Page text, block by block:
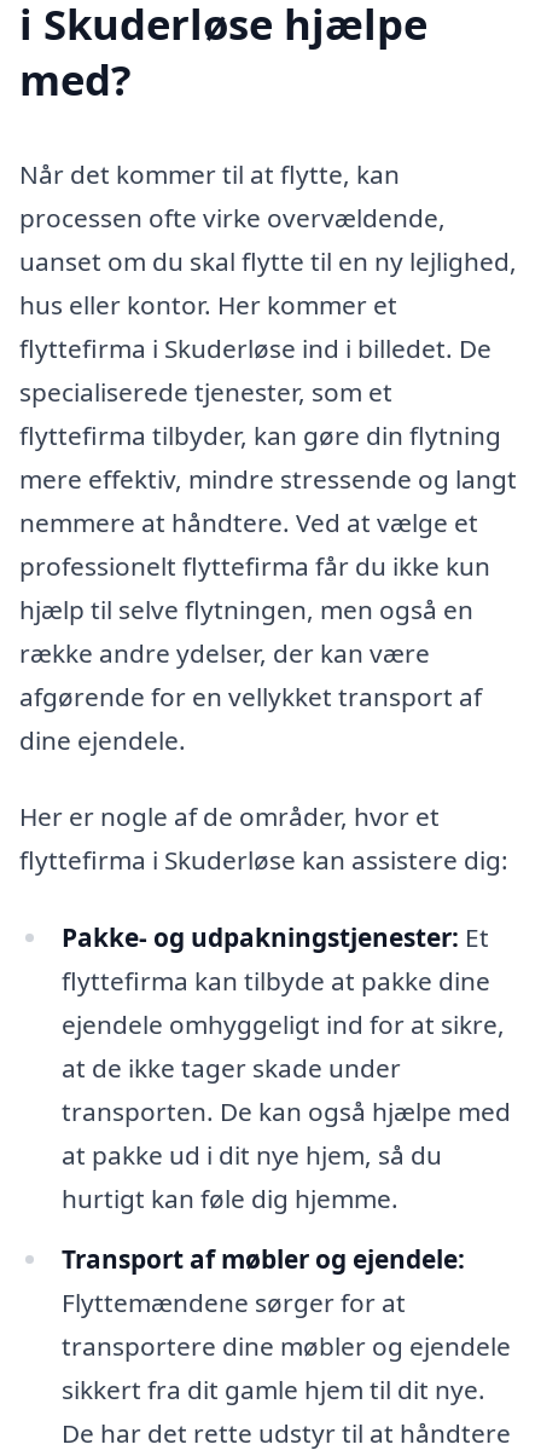
i Skuderløse hjælpe
med?
Når det kommer til at flytte, kan
processen ofte virke overvældende,
uanset om du skal flytte til en ny lejlighed,
hus eller kontor. Her kommer et
flyttefirma i Skuderløse ind i billedet. De
specialiserede tjenester, som et
flyttefirma tilbyder, kan gøre din flytning
mere effektiv, mindre stressende og langt
nemmere at håndtere. Ved at vælge et
professionelt flyttefirma får du ikke kun
hjælp til selve flytningen, men også en
række andre ydelser, der kan være
afgørende for en vellykket transport af
dine ejendele.
Her er nogle af de områder, hvor et
flyttefirma i Skuderløse kan assistere dig:
Pakke- og udpakningstjenester: Et
flyttefirma kan tilbyde at pakke dine
ejendele omhyggeligt ind for at sikre,
at de ikke tager skade under
transporten. De kan også hjælpe med
at pakke ud i dit nye hjem, så du
hurtigt kan føle dig hjemme.
Transport af møbler og ejendele:
Flyttemændene sørger for at
transportere dine møbler og ejendele
sikkert fra dit gamle hjem til dit nye.
De har det rette udstyr til at håndtere